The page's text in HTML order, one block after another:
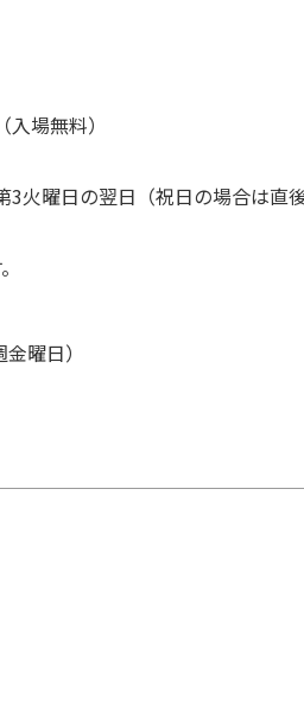
場無料）
3火曜日の翌日（祝日の場合は直
曜日）